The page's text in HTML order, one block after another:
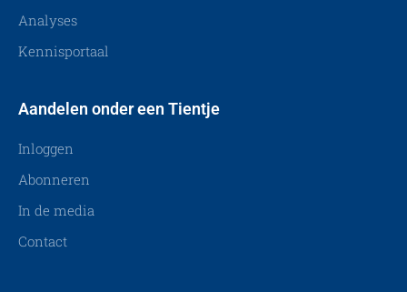
Analyses
Kennisportaal
Aandelen onder een Tientje
Inloggen
Abonneren
In de media
Contact